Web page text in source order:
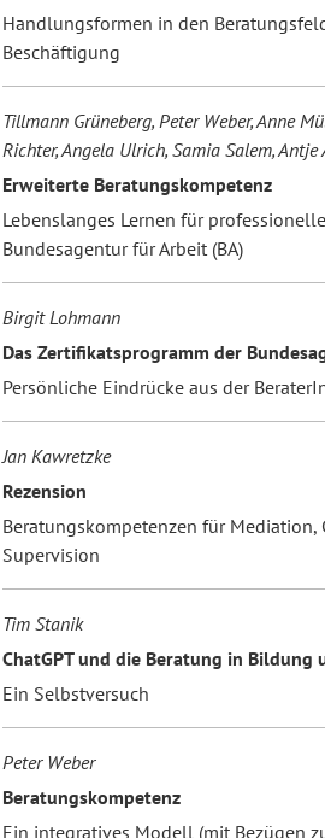
Handlungsformen in den
Beschäftigung
Tillmann Grüneberg, Peter Weber, Anne
Richter, Angela Ulrich, Samia Salem, Antje
Erweiterte Beratungskompetenz
Lebenslanges Lernen für
Bundesagentur für Arbeit (BA)
Birgit Lohmann
Das Zertifikatsprogramm der
Persönliche Eindrücke aus der
Jan Kawretzke
Rezension
Beratungskompetenzen für Mediation,
Supervision
Tim Stanik
ChatGPT und die Beratung in Bildung
Ein Selbstversuch
Peter Weber
Beratungskompetenz
Ein integratives Modell (mit Bezügen